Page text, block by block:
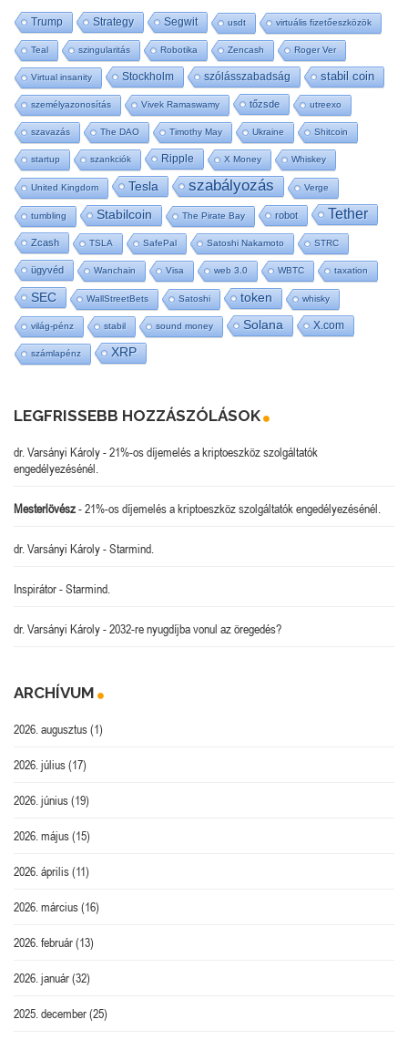
Trump Strategy Segwit usdt virtuális fizetőeszközök
Teal szingularitás Robotika Zencash Roger Ver
Virtual insanity Stockholm szólásszabadság stabil coin
személyazonosítás Vivek Ramaswamy tőzsde utreexo
szavazás The DAO Timothy May Ukraine Shitcoin
startup szankciók Ripple X Money Whiskey
United Kingdom Tesla szabályozás Verge
tumbling Stabilcoin The Pirate Bay robot Tether
Zcash TSLA SafePal Satoshi Nakamoto STRC
ügyvéd Wanchain Visa web 3.0 WBTC taxation
SEC WallStreetBets Satoshi token whisky
világ-pénz stabil sound money Solana X.com
számlapénz XRP
LEGFRISSEBB HOZZÁSZÓLÁSOK
dr. Varsányi Károly-21%-os díjemelés a kriptoeszköz szolgáltatók
engedélyezésénél.
Mesterlövész-21%-os díjemelés a kriptoeszköz szolgáltatók engedélyezésénél.
dr. Varsányi Károly-Starmind.
Inspirátor-Starmind.
dr. Varsányi Károly-2032-re nyugdíjba vonul az öregedés?
ARCHÍVUM
2026. augusztus(1)
2026. július(17)
2026. június(19)
2026. május(15)
2026. április(11)
2026. március(16)
2026. február(13)
2026. január(32)
2025. december(25)